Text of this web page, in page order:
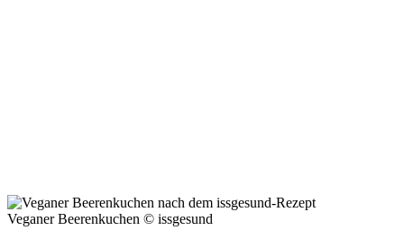
Veganer Beerenkuchen © issgesund